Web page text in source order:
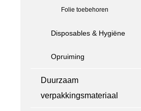
Folie toebehoren
Disposables & Hygiëne
Opruiming
Duurzaam
verpakkingsmateriaal